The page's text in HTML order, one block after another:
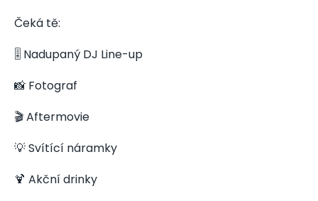
Čeká tě:
🎚️ Nadupaný DJ Line-up
📸 Fotograf
🎬 Aftermovie
💡 Svítící náramky
🍹 Akční drinky